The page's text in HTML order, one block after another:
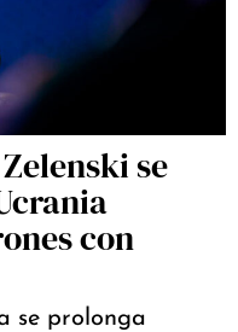
se
con
se prolonga